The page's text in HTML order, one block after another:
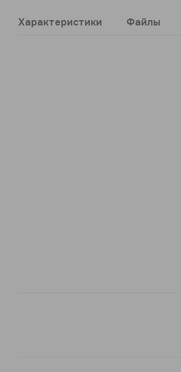
Характеристики Файлы